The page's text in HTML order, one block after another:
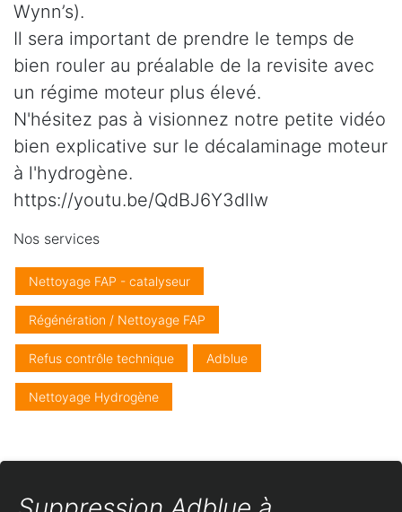
Wynn’s).
Il sera important de prendre le temps de
bien rouler au préalable de la revisite avec
un régime moteur plus élevé.
N'hésitez pas à visionnez notre petite vidéo
bien explicative sur le décalaminage moteur
à l'hydrogène.
https://youtu.be/QdBJ6Y3dlIw
Nos services
Nettoyage FAP - catalyseur
Régénération / Nettoyage FAP
Refus contrôle technique Adblue
Nettoyage Hydrogène